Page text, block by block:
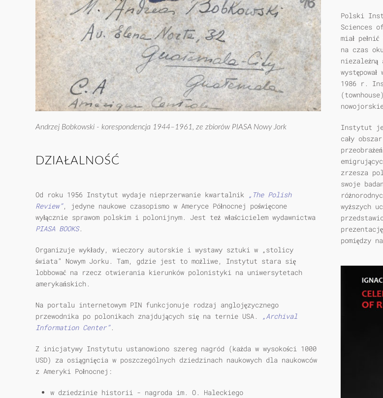
Andrzej Bobkowski - korespondencja 1944–1961, ze zbiorów PIASA Nowy Jork
DZIAŁALNOŚĆ
Od roku 1956 Instytut wydaje nieprzerwanie kwartalnik „The Polish
Review”, jedyne naukowe czasopismo w Ameryce Północnej poświęcone
wyłącznie sprawom polskim i polonijnym. Jest też właścicielem wydawnictwa
PIASA BOOKS.
Organizuje wykłady, wieczory autorskie i wystawy sztuki w „stolicy
świata” Nowym Jorku. Tam, gdzie jest to możliwe, Instytut stara się
lobbować na rzecz otwierania kierunków polonistyki na uniwersytetach
amerykańskich.
Na portalu internetowym PIN funkcjonuje rodzaj anglojęzycznego
przewodnika po polonikach znajdujących się na ternie USA.
„Archival
Information Center”.
Z inicjatywy Instytutu ustanowiono szereg nagród (każda w wysokości 1000
USD) za osiągnięcia w poszczególnych dziedzinach naukowych dla naukowców
z Ameryki Połnocnej:
w dziedzinie historii - nagroda im. O. Haleckiego
Polski
Sciences
miał
na czas
niezależną
1986 r.
Instytut
cały
zrzesza
swoje
wyższych
pomiędzy